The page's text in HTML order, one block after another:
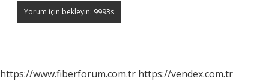
https://www.fiberforum.com.tr https://vendex.com.tr